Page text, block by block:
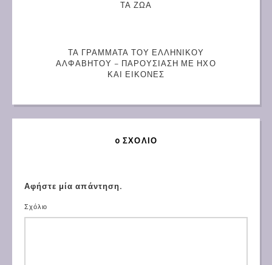
ΤΑ ΖΩΑ
ΤΑ ΓΡΑΜΜΑΤΑ ΤΟΥ ΕΛΛΗΝΙΚΟΥ
ΑΛΦΑΒΗΤΟΥ – ΠΑΡΟΥΣΙΑΣΗ ΜΕ ΗΧΟ
ΚΑΙ ΕΙΚΟΝΕΣ
0 ΣΧΌΛΙΟ
Αφήστε μία απάντηση.
Σχόλιο